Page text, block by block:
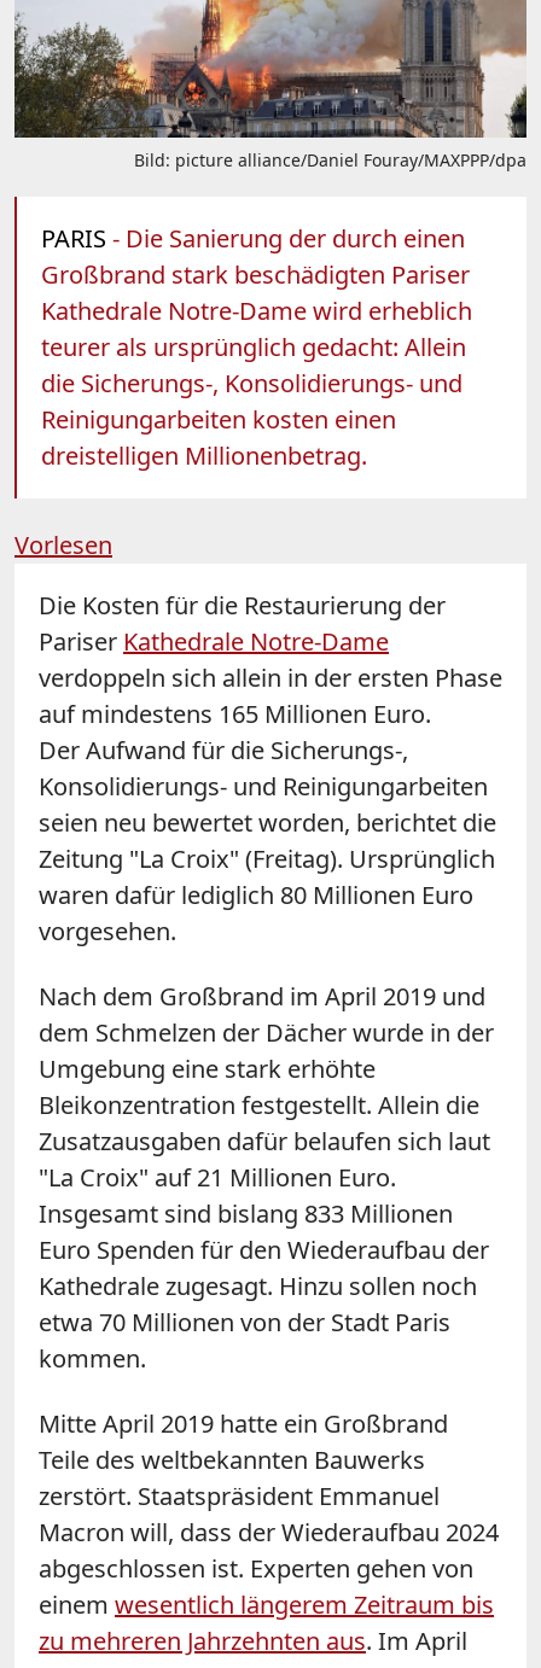
Bild: picture alliance/Daniel Fouray/MAXPPP/dpa
PARIS - Die Sanierung der durch einen
Großbrand stark beschädigten Pariser
Kathedrale Notre-Dame wird erheblich
teurer als ursprünglich gedacht: Allein
die Sicherungs-, Konsolidierungs- und
Reinigungarbeiten kosten einen
dreistelligen Millionenbetrag.
Vorlesen
Die Kosten für die Restaurierung der
Pariser Kathedrale Notre-Dame
verdoppeln sich allein in der ersten Phase
auf mindestens 165 Millionen Euro.
Der Aufwand für die Sicherungs-,
Konsolidierungs- und Reinigungarbeiten
seien neu bewertet worden, berichtet die
Zeitung "La Croix" (Freitag). Ursprünglich
waren dafür lediglich 80 Millionen Euro
vorgesehen.
Nach dem Großbrand im April 2019 und
dem Schmelzen der Dächer wurde in der
Umgebung eine stark erhöhte
Bleikonzentration festgestellt. Allein die
Zusatzausgaben dafür belaufen sich laut
"La Croix" auf 21 Millionen Euro.
Insgesamt sind bislang 833 Millionen
Euro Spenden für den Wiederaufbau der
Kathedrale zugesagt. Hinzu sollen noch
etwa 70 Millionen von der Stadt Paris
kommen.
Mitte April 2019 hatte ein Großbrand
Teile des weltbekannten Bauwerks
zerstört. Staatspräsident Emmanuel
Macron will, dass der Wiederaufbau 2024
abgeschlossen ist. Experten gehen von
einem wesentlich längerem Zeitraum bis
zu mehreren Jahrzehnten aus. Im April